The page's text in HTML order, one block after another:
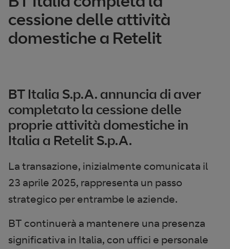
cessione delle attività
domestiche a Retelit
BT Italia S.p.A. annuncia di aver
completato la cessione delle
proprie attività domestiche in
Italia a Retelit S.p.A.
La transazione, inizialmente comunicata il
23 aprile 2025, rappresenta un passo
strategico per entrambe le aziende.
BT continuerà a mantenere una presenza
significativa in Italia, con uffici e personale